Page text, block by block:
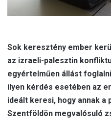
Sok keresztény ember
az izraeli-palesztin
egyértelműen állást
ilyen kérdés esetében az
ideált keresi, hogy annak a
Szentföldön megvalósuló